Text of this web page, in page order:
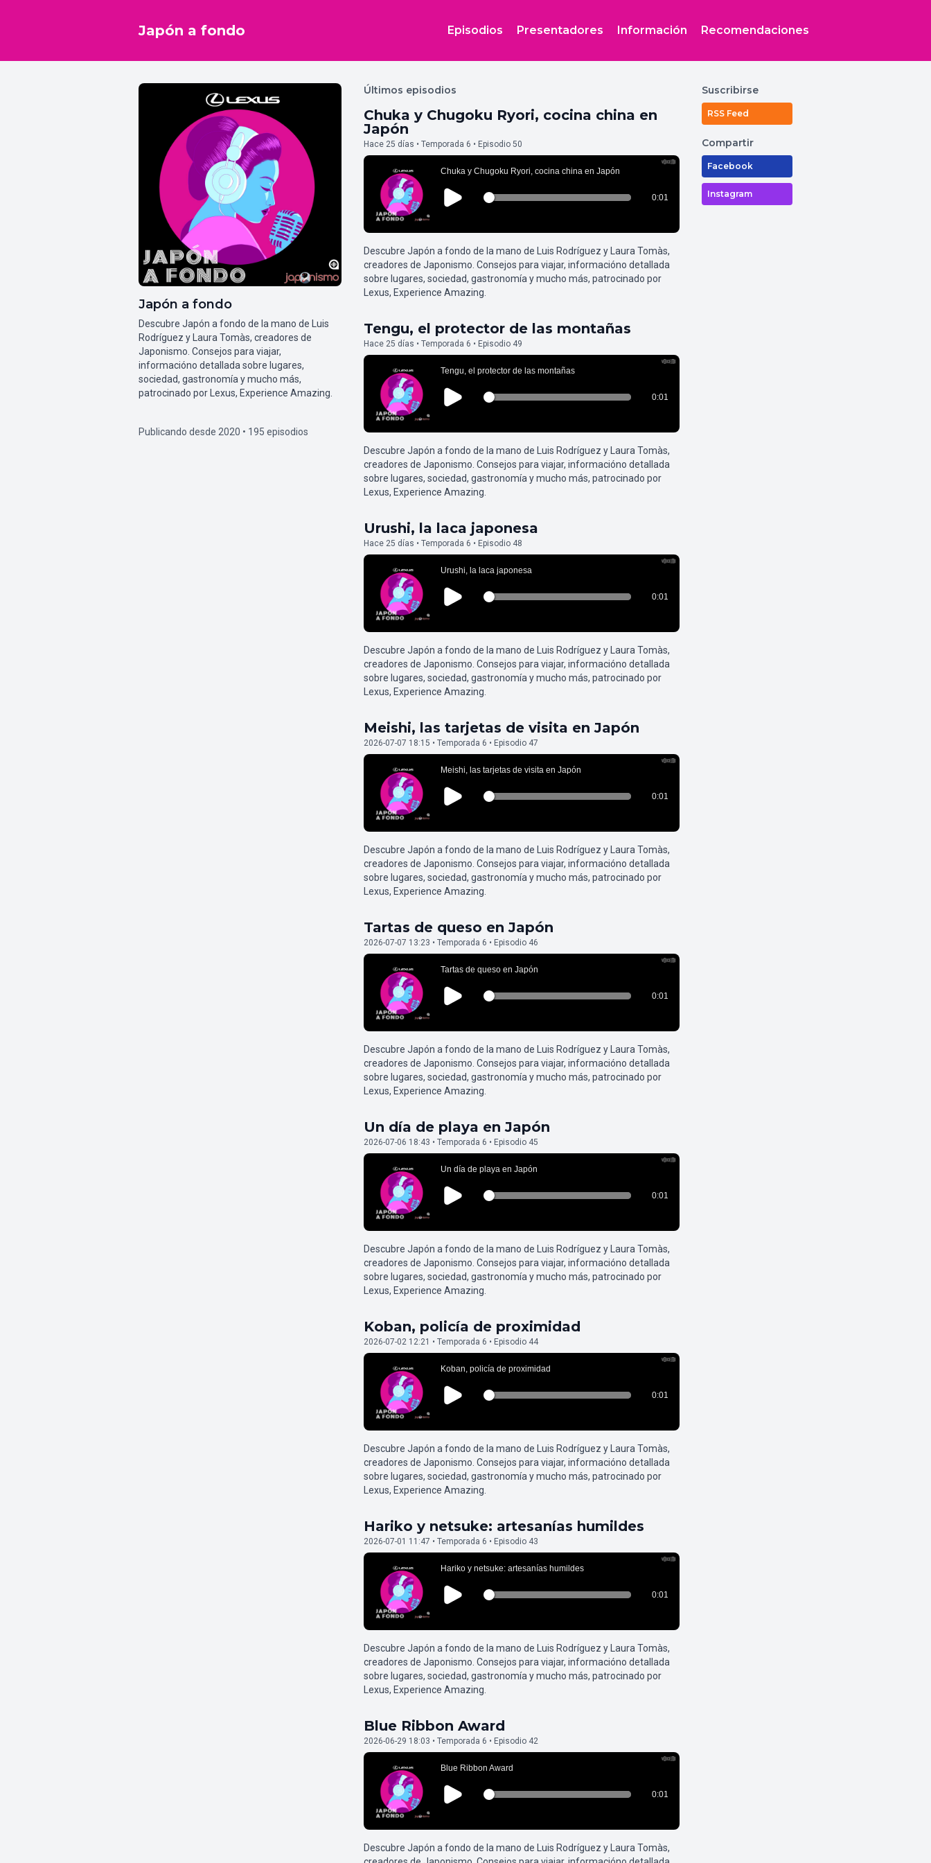
Japón a fondo Episodios Presentadores Información Recomendaciones
Japón a fondo
Descubre Japón a fondo de la mano de Luis
Rodríguez y Laura Tomàs, creadores de
Japonismo. Consejos para viajar,
informacióno detallada sobre lugares,
sociedad, gastronomía y mucho más,
patrocinado por Lexus, Experience Amazing.
Publicando desde 2020 • 195 episodios
Últimos episodios
Chuka y Chugoku Ryori, cocina china en
Japón
Hace 25 días • Temporada 6 • Episodio 50
Descubre Japón a fondo de la mano de Luis Rodríguez y Laura Tomàs,
creadores de Japonismo. Consejos para viajar, informacióno detallada
sobre lugares, sociedad, gastronomía y mucho más, patrocinado por
Lexus, Experience Amazing.
Tengu, el protector de las montañas
Hace 25 días • Temporada 6 • Episodio 49
Descubre Japón a fondo de la mano de Luis Rodríguez y Laura Tomàs,
creadores de Japonismo. Consejos para viajar, informacióno detallada
sobre lugares, sociedad, gastronomía y mucho más, patrocinado por
Lexus, Experience Amazing.
Urushi, la laca japonesa
Hace 25 días • Temporada 6 • Episodio 48
Descubre Japón a fondo de la mano de Luis Rodríguez y Laura Tomàs,
creadores de Japonismo. Consejos para viajar, informacióno detallada
sobre lugares, sociedad, gastronomía y mucho más, patrocinado por
Lexus, Experience Amazing.
Meishi, las tarjetas de visita en Japón
2026-07-07 18:15 • Temporada 6 • Episodio 47
Descubre Japón a fondo de la mano de Luis Rodríguez y Laura Tomàs,
creadores de Japonismo. Consejos para viajar, informacióno detallada
sobre lugares, sociedad, gastronomía y mucho más, patrocinado por
Lexus, Experience Amazing.
Tartas de queso en Japón
2026-07-07 13:23 • Temporada 6 • Episodio 46
Descubre Japón a fondo de la mano de Luis Rodríguez y Laura Tomàs,
creadores de Japonismo. Consejos para viajar, informacióno detallada
sobre lugares, sociedad, gastronomía y mucho más, patrocinado por
Lexus, Experience Amazing.
Un día de playa en Japón
2026-07-06 18:43 • Temporada 6 • Episodio 45
Descubre Japón a fondo de la mano de Luis Rodríguez y Laura Tomàs,
creadores de Japonismo. Consejos para viajar, informacióno detallada
sobre lugares, sociedad, gastronomía y mucho más, patrocinado por
Lexus, Experience Amazing.
Koban, policía de proximidad
2026-07-02 12:21 • Temporada 6 • Episodio 44
Descubre Japón a fondo de la mano de Luis Rodríguez y Laura Tomàs,
creadores de Japonismo. Consejos para viajar, informacióno detallada
sobre lugares, sociedad, gastronomía y mucho más, patrocinado por
Lexus, Experience Amazing.
Hariko y netsuke: artesanías humildes
2026-07-01 11:47 • Temporada 6 • Episodio 43
Descubre Japón a fondo de la mano de Luis Rodríguez y Laura Tomàs,
creadores de Japonismo. Consejos para viajar, informacióno detallada
sobre lugares, sociedad, gastronomía y mucho más, patrocinado por
Lexus, Experience Amazing.
Blue Ribbon Award
2026-06-29 18:03 • Temporada 6 • Episodio 42
Descubre Japón a fondo de la mano de Luis Rodríguez y Laura Tomàs,
Suscribirse
RSS Feed
Compartir
Facebook
Instagram